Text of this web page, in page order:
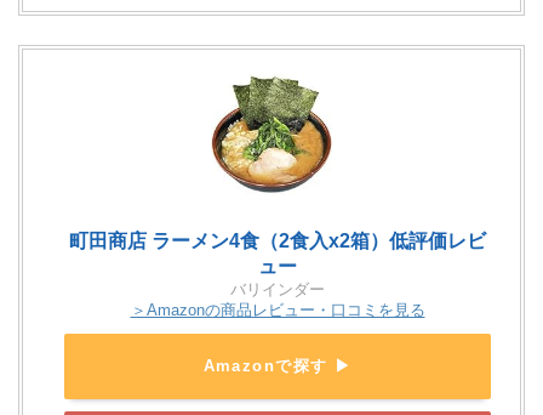
町田商店 ラーメン4食（2食入x2箱）低評価レビ
ュー
バリインダー
＞Amazonの商品レビュー・口コミを見る
Amazonで探す ▶